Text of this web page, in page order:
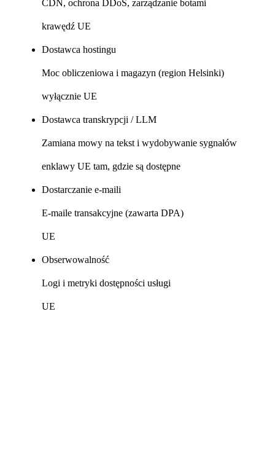
CDN, ochrona DDoS, zarządzanie botami
krawędź UE
Dostawca hostingu
Moc obliczeniowa i magazyn (region Helsinki)
wyłącznie UE
Dostawca transkrypcji / LLM
Zamiana mowy na tekst i wydobywanie sygnałów
enklawy UE tam, gdzie są dostępne
Dostarczanie e-maili
E-maile transakcyjne (zawarta DPA)
UE
Obserwowalność
Logi i metryki dostępności usługi
UE